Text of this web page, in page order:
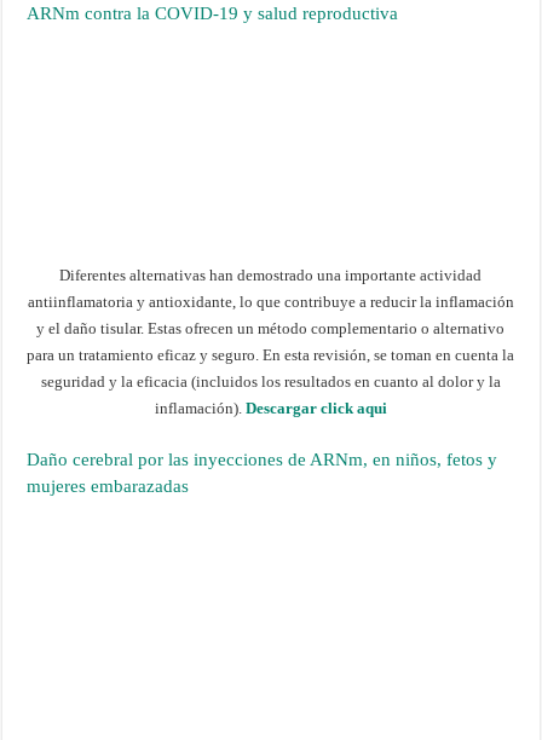
ARNm contra la COVID-19 y salud reproductiva
Diferentes alternativas han demostrado una importante actividad
antiinflamatoria y antioxidante, lo que contribuye a reducir la inflamación
y el daño tisular. Estas ofrecen un método complementario o alternativo
para un tratamiento eficaz y seguro. En esta revisión, se toman en cuenta la
seguridad y la eficacia (incluidos los resultados en cuanto al dolor y la
inflamación). Descargar click aqui
Daño cerebral por las inyecciones de ARNm, en niños, fetos y
mujeres embarazadas